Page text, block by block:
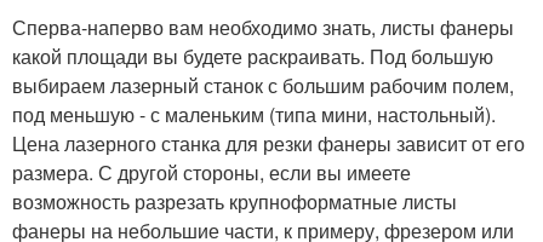
Сперва-наперво вам необходимо знать, листы фанеры
какой площади вы будете раскраивать. Под большую
выбираем лазерный станок с большим рабочим полем,
под меньшую - с маленьким (типа мини, настольный).
Цена лазерного станка для резки фанеры зависит от его
размера. С другой стороны, если вы имеете
возможность разрезать крупноформатные листы
фанеры на небольшие части, к примеру, фрезером или